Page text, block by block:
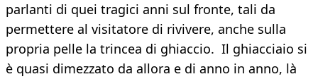
parlanti di quei tragici anni sul fronte, tali da
permettere al visitatore di rivivere, anche sulla
propria pelle la trincea di ghiaccio. Il ghiacciaio si
è quasi dimezzato da allora e di anno in anno, là